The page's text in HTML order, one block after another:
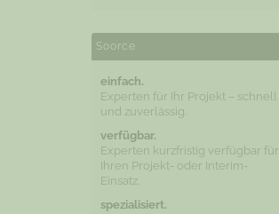
Soorce
einfach.
Experten für Ihr Projekt – schnell
und zuverlässig.
verfügbar.
Experten kurzfristig verfügbar für
Ihren Projekt- oder Interim-
Einsatz.
spezialisiert.